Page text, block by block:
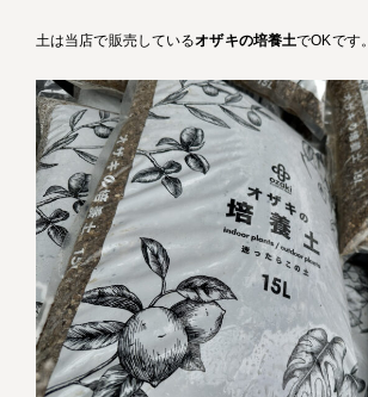
土は当店で販売しているオザキの培養土でOKです。